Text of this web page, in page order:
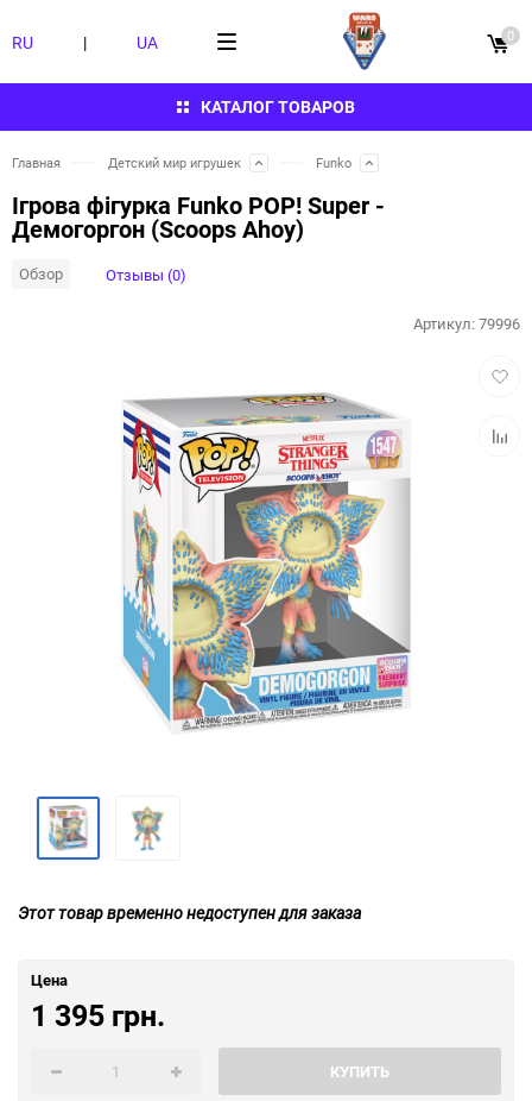
КАТАЛОГ ТОВАРОВ
RU | UA 0
Главная Детский мир игрушек Funko
Ігрова фігурка Funko POP! Super -
Демогоргон (Scoops Ahoy)
Обзор Отзывы (0)
Артикул:79996
Этот товар временно недоступен для заказа
Цена
1 395 грн.
КУПИТЬ